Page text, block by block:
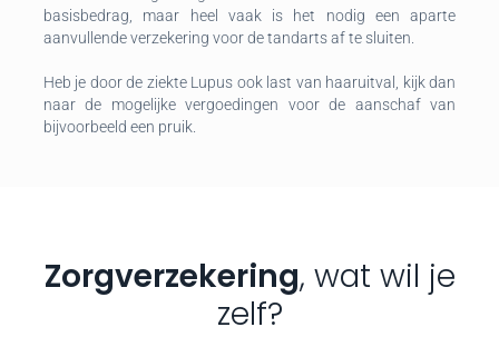
basisbedrag, maar heel vaak is het nodig een aparte
aanvullende verzekering voor de tandarts af te sluiten.
Heb je door de ziekte Lupus ook last van haaruitval, kijk dan
naar de mogelijke vergoedingen voor de aanschaf van
bijvoorbeeld een pruik.
Zorgverzekering, wat wil je
zelf?